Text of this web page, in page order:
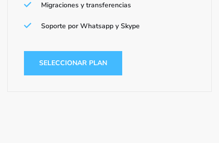
Migraciones y transferencias
Soporte por Whatsapp y Skype
SELECCIONAR PLAN